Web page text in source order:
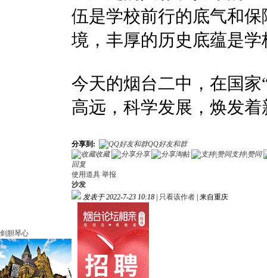
伍是学校前行的底气和
境，丰厚的历史底蕴是
今天的烟台二中，在国
高远，科学发展，焕发
分享到:
QQ好友和群
收藏
分享 淘帖
支持|赞同
回复
使用道具 举报
剑胆琴心
沙发
发表于 2022-7-23 10:18
只看该作者 来自重庆